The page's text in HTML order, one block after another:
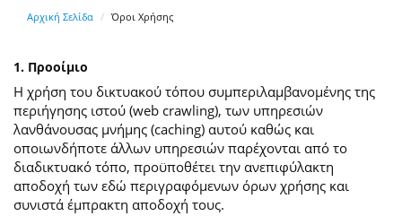
Αρχική Σελίδα Όροι Χρήσης
1. Προοίμιο
Η χρήση του δικτυακού τόπου συμπεριλαμβανομένης της
περιήγησης ιστού (web crawling), των υπηρεσιών
λανθάνουσας μνήμης (caching) αυτού καθώς και
οποιωνδήποτε άλλων υπηρεσιών παρέχονται από το
διαδικτυακό τόπο, προϋποθέτει την ανεπιφύλακτη
αποδοχή των εδώ περιγραφόμενων όρων χρήσης και
συνιστά έμπρακτη αποδοχή τους.